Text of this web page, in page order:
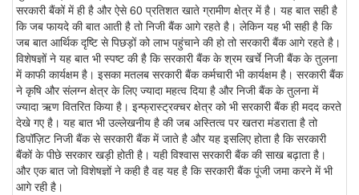
सरकारी बैंकों में ही है और ऐसे 60 प्रतिशत खाते ग्रामीण क्षेत्र में है। यह बात सही है
कि जब फायदे की बात आती है तो निजी बैंक आगे रहते है। लेकिन यह भी सही है कि
जब बात आर्थिक दृष्टि से पिछड़ों को लाभ पहुंचाने की हो तो सरकारी बैंक आगे रहते है।
विशेषज्ञों ने यह बात भी स्पष्ट की है कि सरकारी बैंक के श्रम खर्चे निजी बैंक के तुलना
में काफी कार्यक्षम है। इसका मतलब सरकारी बैंक कर्मचारी भी कार्यक्षम है। सरकारी बैंक
ने कृषि और संलग्न क्षेत्र के लिए ज्यादा महत्व दिया है और निजी बैंक के तुलना में
ज्यादा ऋण वितरित किया है। इन्फ्रास्ट्रक्चर क्षेत्र को भी सरकारी बैंक ही मदद करते
देखे गए है। यह बात भी उल्लेखनीय है की जब अस्तित्व पर खतरा मंडराता है तो
डिपॉज़िट निजी बैंक से सरकारी बैंक में जाते है और यह इसलिए होता है कि सरकारी
बैंकों के पीछे सरकार खड़ी होती है। यही विश्वास सरकारी बैंक की साख बढ़ाता है।
और एक बात जो विशेषज्ञों ने कही है वह यह है कि सरकारी बैंक पूंजी जमा करने में भी
आगे रही है।